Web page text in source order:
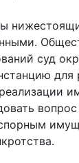
суд
для